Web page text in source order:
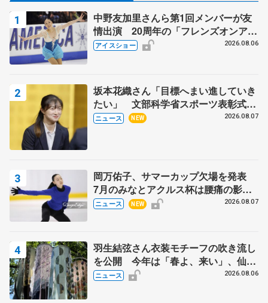
中野友加里さんら第1回メンバーが友
情出演 20周年の「フレンズオンアイ
ス」 宮本賢二さん、有川梨絵さん、
アイスショー 2026.08.06
坂本花織さん「目標へまい進していき
たい」 文部科学省スポーツ表彰式で
代表謝辞
ニュース NEW 2026.08.07
岡万佑子、サマーカップ欠場を発表
7月のみなとアクルス杯は腰痛の影響
で
ニュース NEW 2026.08.07
羽生結弦さん衣装モチーフの吹き流し
を公開 今年は「春よ、来い」、仙台
の瑞鳳殿
ニュース 2026.08.06